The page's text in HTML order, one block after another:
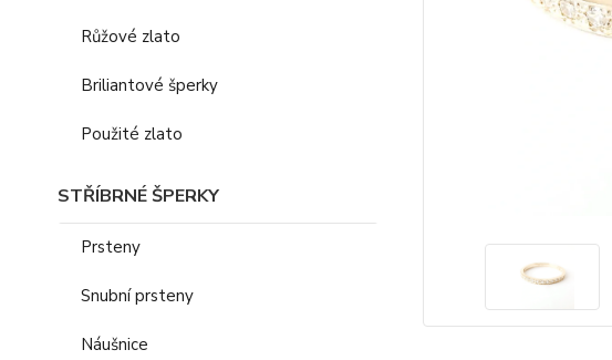
Růžové zlato
Briliantové šperky
Použité zlato
STŘÍBRNÉ ŠPERKY
Prsteny
Snubní prsteny
Náušnice